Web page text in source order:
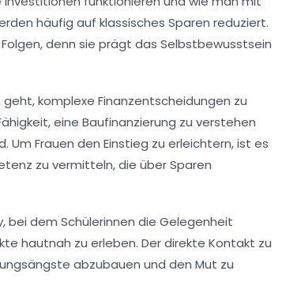
häufig auf klassisches Sparen reduziert.
denn sie prägt das Selbstbewusstsein
komplexe Finanzentscheidungen zu
eine Baufinanzierung zu verstehen
Frauen den Einstieg zu erleichtern, ist es
zu vermitteln, die über Sparen
bei dem Schülerinnen die Gelegenheit
hautnah zu erleben. Der direkte Kontakt zu
abzubauen und den Mut zu